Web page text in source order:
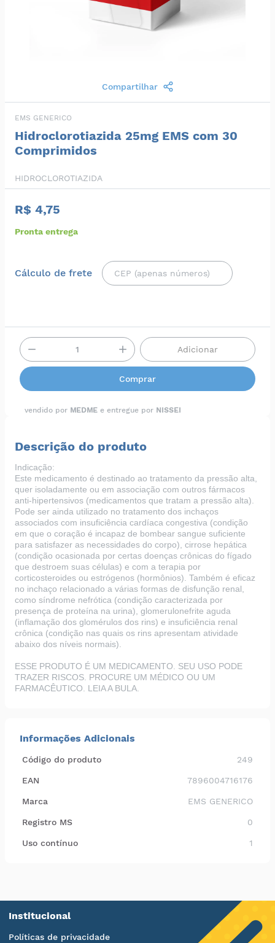
Compartilhar
EMS GENERICO
Hidroclorotiazida 25mg EMS com 30
Comprimidos
HIDROCLOROTIAZIDA
R$ 4,75
Pronta entrega
Cálculo de frete
Adicionar
Comprar
vendido por MEDME e entregue por NISSEI
Descrição do produto
Indicação:
Este medicamento é destinado ao tratamento da pressão alta,
quer isoladamente ou em associação com outros fármacos
anti-hipertensivos (medicamentos que tratam a pressão alta).
Pode ser ainda utilizado no tratamento dos inchaços
associados com insuficiência cardíaca congestiva (condição
em que o coração é incapaz de bombear sangue suficiente
para satisfazer as necessidades do corpo), cirrose hepática
(condição ocasionada por certas doenças crônicas do fígado
que destroem suas células) e com a terapia por
corticosteroides ou estrógenos (hormônios). Também é eficaz
no inchaço relacionado a várias formas de disfunção renal,
como síndrome nefrótica (condição caracterizada por
presença de proteína na urina), glomerulonefrite aguda
(inflamação dos glomérulos dos rins) e insuficiência renal
crônica (condição nas quais os rins apresentam atividade
abaixo dos níveis normais).
ESSE PRODUTO É UM MEDICAMENTO. SEU USO PODE
TRAZER RISCOS. PROCURE UM MÉDICO OU UM
FARMACÊUTICO. LEIA A BULA.
Informações Adicionais
Código do produto 249
EAN 7896004716176
Marca EMS GENERICO
Registro MS 0
Uso contínuo 1
Institucional
Políticas de privacidade